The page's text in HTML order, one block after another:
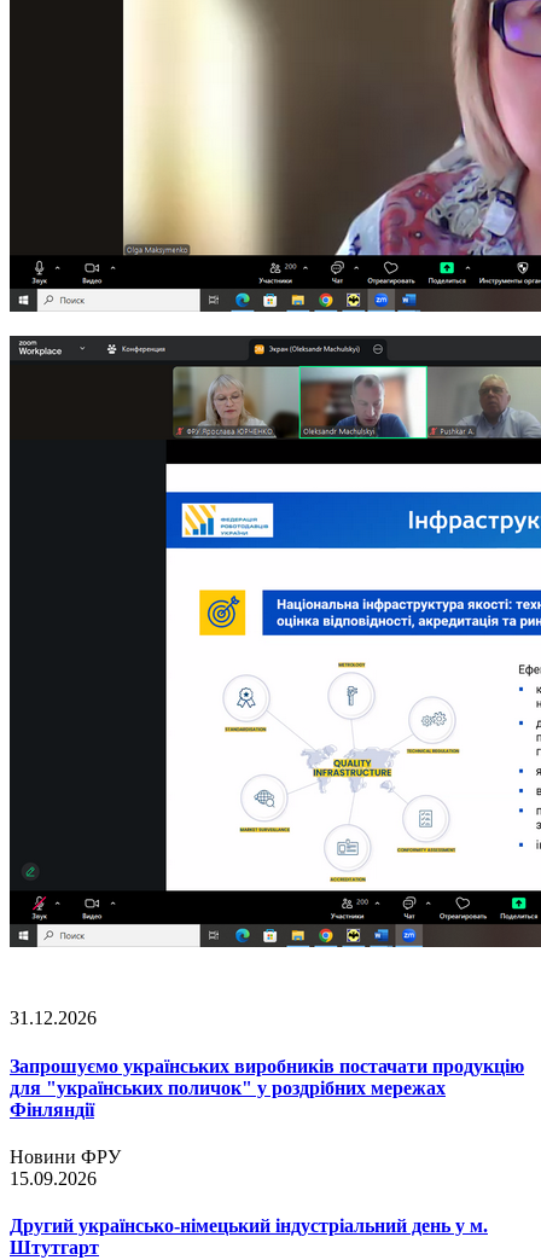
31.12.2026
Запрошуємо українських виробників постачати продукцію
для "українських поличок" у роздрібних мережах
Фінляндії
Новини ФРУ
15.09.2026
Другий українсько-німецький індустріальний день у м.
Штутгарт